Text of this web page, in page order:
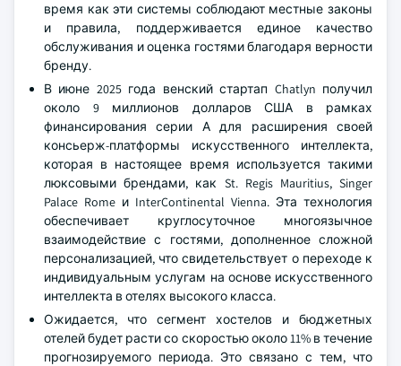
время как эти системы соблюдают местные законы
и правила, поддерживается единое качество
обслуживания и оценка гостями благодаря верности
бренду.
В июне 2025 года венский стартап Chatlyn получил
около 9 миллионов долларов США в рамках
финансирования серии А для расширения своей
консьерж-платформы искусственного интеллекта,
которая в настоящее время используется такими
люксовыми брендами, как St. Regis Mauritius, Singer
Palace Rome и InterContinental Vienna. Эта технология
обеспечивает круглосуточное многоязычное
взаимодействие с гостями, дополненное сложной
персонализацией, что свидетельствует о переходе к
индивидуальным услугам на основе искусственного
интеллекта в отелях высокого класса.
Ожидается, что сегмент хостелов и бюджетных
отелей будет расти со скоростью около 11% в течение
прогнозируемого периода. Это связано с тем, что